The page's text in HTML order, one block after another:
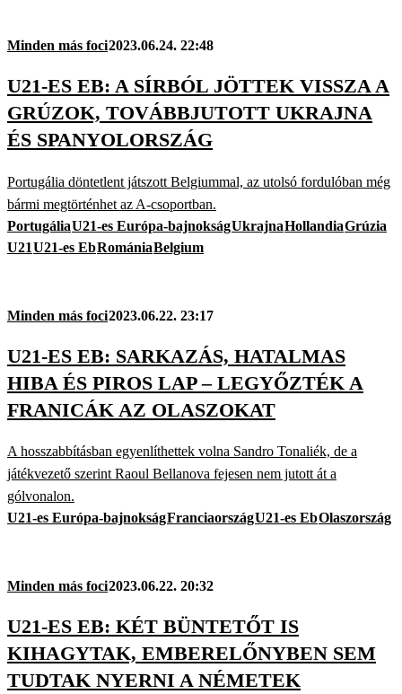
Minden más foci2023.06.24. 22:48
U21-ES EB: A SÍRBÓL JÖTTEK VISSZA A
GRÚZOK, TOVÁBBJUTOTT UKRAJNA
ÉS SPANYOLORSZÁG
Portugália döntetlent játszott Belgiummal, az utolsó fordulóban még
bármi megtörténhet az A-csoportban.
PortugáliaU21-es Európa-bajnokságUkrajnaHollandiaGrúzia
U21U21-es EbRomániaBelgium
Minden más foci2023.06.22. 23:17
U21-ES EB: SARKAZÁS, HATALMAS
HIBA ÉS PIROS LAP – LEGYŐZTÉK A
FRANICÁK AZ OLASZOKAT
A hosszabbításban egyenlíthettek volna Sandro Tonaliék, de a
játékvezető szerint Raoul Bellanova fejesen nem jutott át a
gólvonalon.
U21-es Európa-bajnokságFranciaországU21-es EbOlaszország
Minden más foci2023.06.22. 20:32
U21-ES EB: KÉT BÜNTETŐT IS
KIHAGYTAK, EMBERELŐNYBEN SEM
TUDTAK NYERNI A NÉMETEK